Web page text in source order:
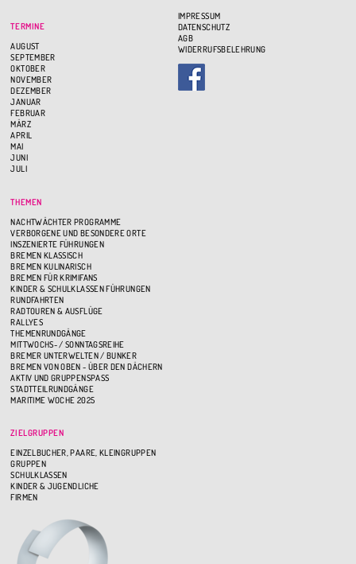
TERMINE
AUGUST
SEPTEMBER
OKTOBER
NOVEMBER
DEZEMBER
JANUAR
FEBRUAR
MÄRZ
APRIL
MAI
JUNI
JULI
THEMEN
NACHTWÄCHTER PROGRAMME
VERBORGENE UND BESONDERE ORTE
INSZENIERTE FÜHRUNGEN
BREMEN KLASSISCH
BREMEN KULINARISCH
BREMEN FÜR KRIMIFANS
KINDER & SCHULKLASSEN FÜHRUNGEN
RUNDFAHRTEN
RADTOUREN & AUSFLÜGE
RALLYES
THEMENRUNDGÄNGE
MITTWOCHS- / SONNTAGSREIHE
BREMER UNTERWELTEN / BUNKER
BREMEN VON OBEN - ÜBER DEN DÄCHERN
AKTIV UND GRUPPENSPASS
STADTTEILRUNDGÄNGE
MARITIME WOCHE 2025
ZIELGRUPPEN
EINZELBUCHER, PAARE, KLEINGRUPPEN
GRUPPEN
SCHULKLASSEN
KINDER & JUGENDLICHE
FIRMEN
IMPRESSUM
DATENSCHUTZ
AGB
WIDERRUFSBELEHRUNG